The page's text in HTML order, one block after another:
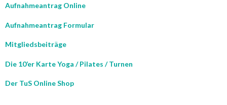
Aufnahmeantrag Online
Aufnahmeantrag Formular
Mitgliedsbeiträge
Die 10’er Karte Yoga / Pilates / Turnen
Der TuS Online Shop